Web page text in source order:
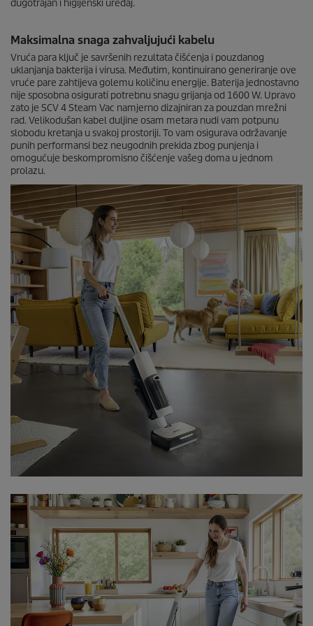
d
0
s
e
c
o
n
d
s
dugotrajan i higijenski uređaj.
Maksimalna snaga zahvaljujući kabelu
Vruća para ključ je savršenih rezultata čišćenja i pouzdanog
uklanjanja bakterija i virusa. Međutim, kontinuirano generiranje ove
vruće pare zahtijeva golemu količinu energije. Baterija jednostavno
nije sposobna osigurati potrebnu snagu grijanja od 1600 W. Upravo
zato je SCV 4 Steam Vac namjerno dizajniran za pouzdan mrežni
rad. Velikodušan kabel duljine osam metara nudi vam potpunu
slobodu kretanja u svakoj prostoriji. To vam osigurava održavanje
punih performansi bez neugodnih prekida zbog punjenja i
omogućuje beskompromisno čišćenje vašeg doma u jednom
prolazu.